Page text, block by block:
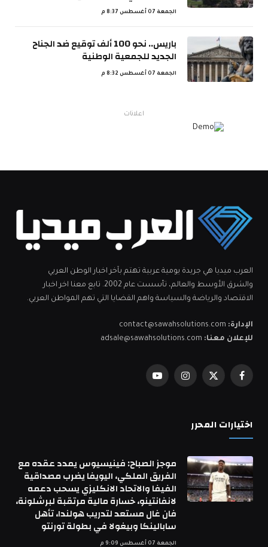
الجمعة 07 أغسطس 8:37 م
باريس.. نحو 100 ألف توقيع ضد الجناح
الجديد للجمعية الوطنية
الجمعة 07 أغسطس 8:32 م
اعلانات
العرب ميديا هي جريدة يومية عربية تهتم بآخر اخبار الوطن العربي
والشرق الأوسط والعالم، تأسست عام 2002. تابع معنا اخر اخبار
الاقتصاد والرياضة والسياسة واهم القضايا التي تهم المواطن العربي.
الإدارة: contact@sawahsolutions.com
للإعلان معنا: adsale@sawahsolutions.com
فيسبوكX
الانستغراميوتيوب
اختيارات المحرر
موجز الصباح: فينيسيوس يمدد عقده مع
الفريق الملكي، اليويفا يضرب مصداقية
الفيفا والاتحاد الانكليزي يسحب دعمه
لانفانتينو، خسارة مالية مرتقبة لبرشلونة،
فان غال مستعد لتدريب هولندا، تأهل
سابالينكا وبيغولا في بطولة تورنتو
الجمعة 07 أغسطس 9:09 م